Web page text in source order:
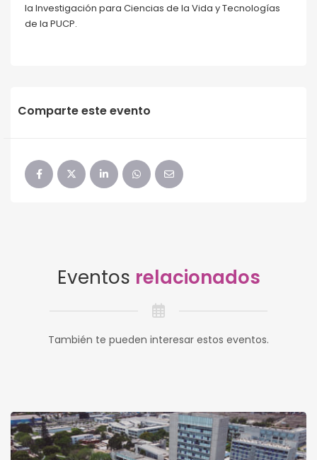
la Investigación para Ciencias de la Vida y Tecnologías
de la PUCP.
Comparte este evento
Eventos relacionados
También te pueden interesar estos eventos.